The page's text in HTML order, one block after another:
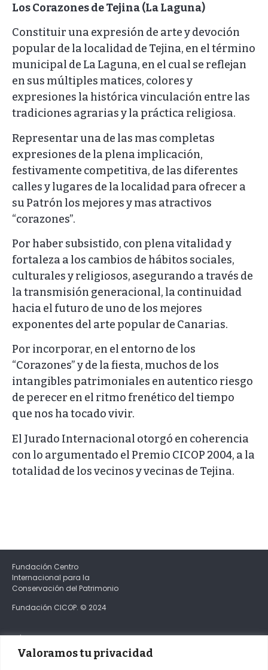
Valoramos tu privacidad
Los Corazones de Tejina (La Laguna)
Constituir una expresión de arte y devoción
popular de la localidad de Tejina, en el término
municipal de La Laguna, en el cual se reflejan
en sus múltiples matices, colores y
expresiones la histórica vinculación entre las
tradiciones agrarias y la práctica religiosa.
Representar una de las mas completas
expresiones de la plena implicación,
festivamente competitiva, de las diferentes
calles y lugares de la localidad para ofrecer a
su Patrón los mejores y mas atractivos
“corazones”.
Por haber subsistido, con plena vitalidad y
fortaleza a los cambios de hábitos sociales,
culturales y religiosos, asegurando a través de
la transmisión generacional, la continuidad
hacia el futuro de uno de los mejores
exponentes del arte popular de Canarias.
Por incorporar, en el entorno de los
“Corazones” y de la fiesta, muchos de los
intangibles patrimoniales en autentico riesgo
de perecer en el ritmo frenético del tiempo
que nos ha tocado vivir.
El Jurado Internacional otorgó en coherencia
con lo argumentado el Premio CICOP 2004, a la
totalidad de los vecinos y vecinas de Tejina.
Fundación Centro
Internacional para la
Conservación del Patrimonio
Fundación CICOP. © 2024
Casa de los Capitanes Generales
CP 38201 San Cristóbal de La Laguna